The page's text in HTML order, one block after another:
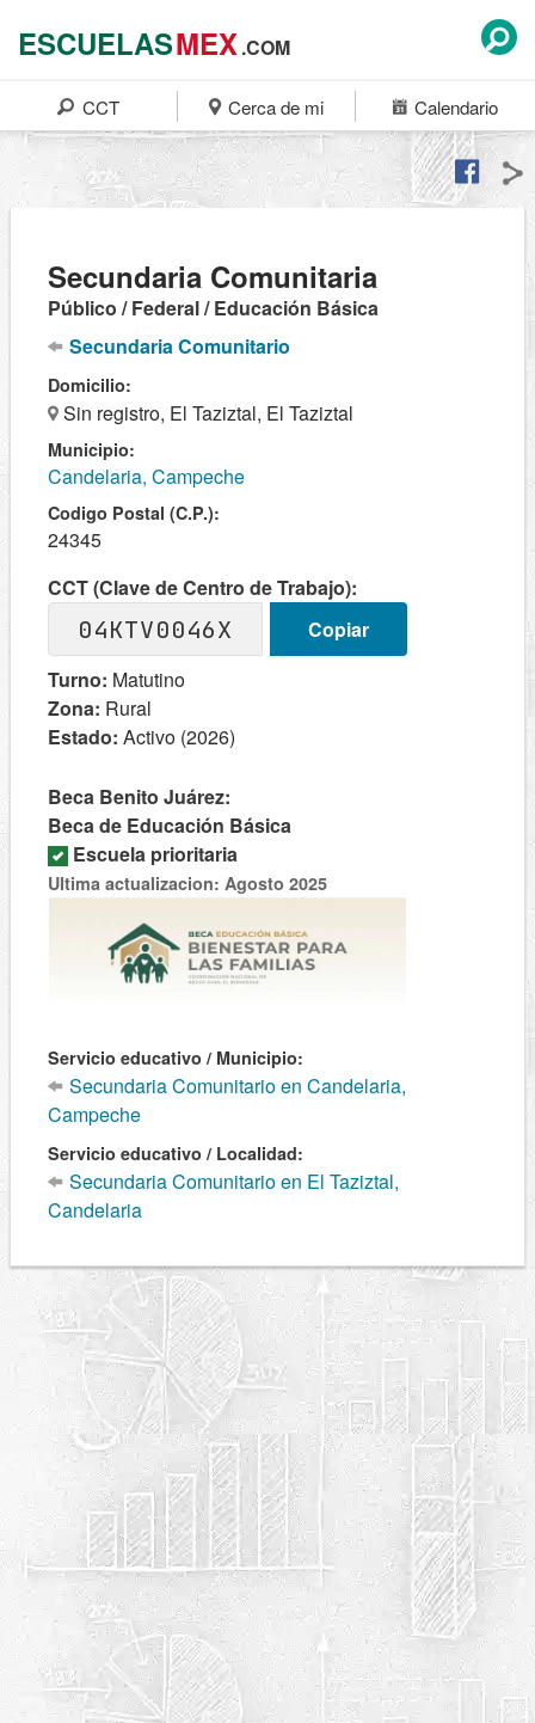
ESCUELASMEX.COM
CCT Cerca de mi Calendario
Secundaria Comunitaria
Público / Federal / Educación Básica
Secundaria Comunitario
Domicilio:
Sin registro, El Taziztal, El Taziztal
Municipio:
Candelaria, Campeche
Codigo Postal (C.P.):
24345
CCT (Clave de Centro de Trabajo):
04KTV0046X
Copiar
Turno: Matutino
Zona: Rural
Estado: Activo (2026)
Beca Benito Juárez:
Beca de Educación Básica
Escuela prioritaria
Ultima actualizacion: Agosto 2025
Servicio educativo / Municipio:
Secundaria Comunitario en Candelaria,
Campeche
Servicio educativo / Localidad:
Secundaria Comunitario en El Taziztal,
Candelaria